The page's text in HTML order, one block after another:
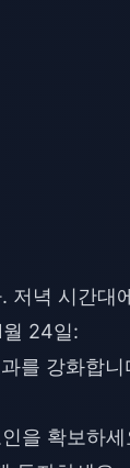
저녁 시간대
24일:
를 강화합니
을 확보하세